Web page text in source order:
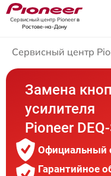
Сервисный центр Pioneerв
Ростове-на-Дону
Сервисный центр
Замена
усилителя
Pioneer
Официальный
Гарантийное